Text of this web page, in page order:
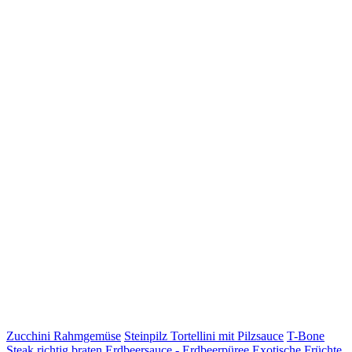
Zucchini Rahmgemüse Steinpilz Tortellini mit Pilzsauce T-Bone